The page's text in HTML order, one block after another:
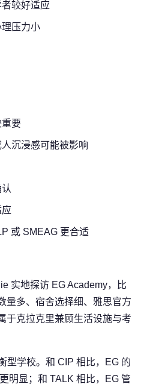
较好适应
压力小
要
沉浸感可能被影响
或 SMEAG 更合适
实地探访 EG Academy，比
量多、宿舍选择细、雅思官方
于克拉克里兼顾生活设施与考
型学校。和 CIP 相比，EG 的
明显；和 TALK 相比，EG 管